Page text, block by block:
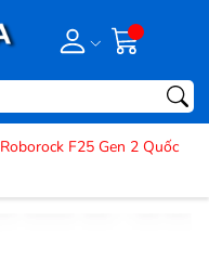
Roborock F25 Gen 2 Quốc